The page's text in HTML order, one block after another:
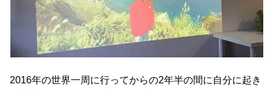
2016年の世界一周に行ってからの2年半の間に自分に起き